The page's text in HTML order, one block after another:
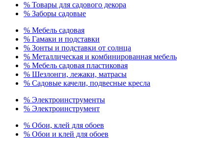
% Товары для садового декора
% Заборы садовые
% Мебель садовая
% Гамаки и подставки
% Зонты и подставки от солнца
% Металлическая и комбинированная мебель
% Мебель садовая пластиковая
% Шезлонги, лежаки, матрасы
% Садовые качели, подвесные кресла
% Электроинструменты
% Электроинструмент
% Обои, клей для обоев
% Обои и клей для обоев